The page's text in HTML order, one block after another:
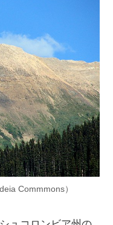
Commmons）